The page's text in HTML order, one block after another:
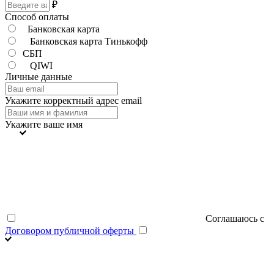
₽
Способ оплаты
Банковская карта
Банковская карта Тинькофф
СБП
QIWI
Личные данные
Укажите корректный адрес email
Укажите ваше имя
Соглашаюсь с
Договором публичной оферты